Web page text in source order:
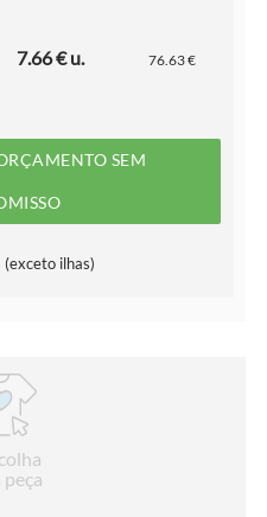
7.66 € u. 76.63 €
SEM
(exceto ilhas)
peça